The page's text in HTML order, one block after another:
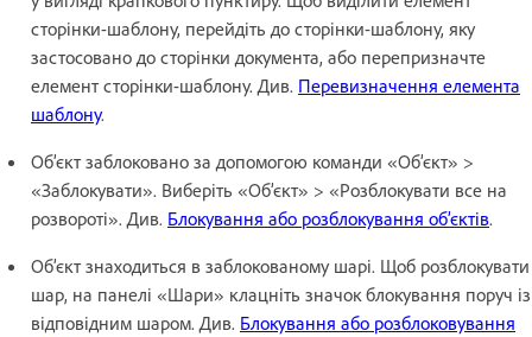
сторінки-шаблону, перейдіть до сторінки-шаблону, яку
застосовано до сторінки документа, або перепризначте
елемент сторінки-шаблону. Див. Перевизначення елемента
шаблону.
Об’єкт заблоковано за допомогою команди «Об’єкт» >
«Заблокувати». Виберіть «Об’єкт» > «Розблокувати все на
розвороті». Див. Блокування або розблокування об’єктів.
Об’єкт знаходиться в заблокованому шарі. Щоб розблокувати
шар, на панелі «Шари» клацніть значок блокування поруч із
відповідним шаром. Див. Блокування або розблоковування